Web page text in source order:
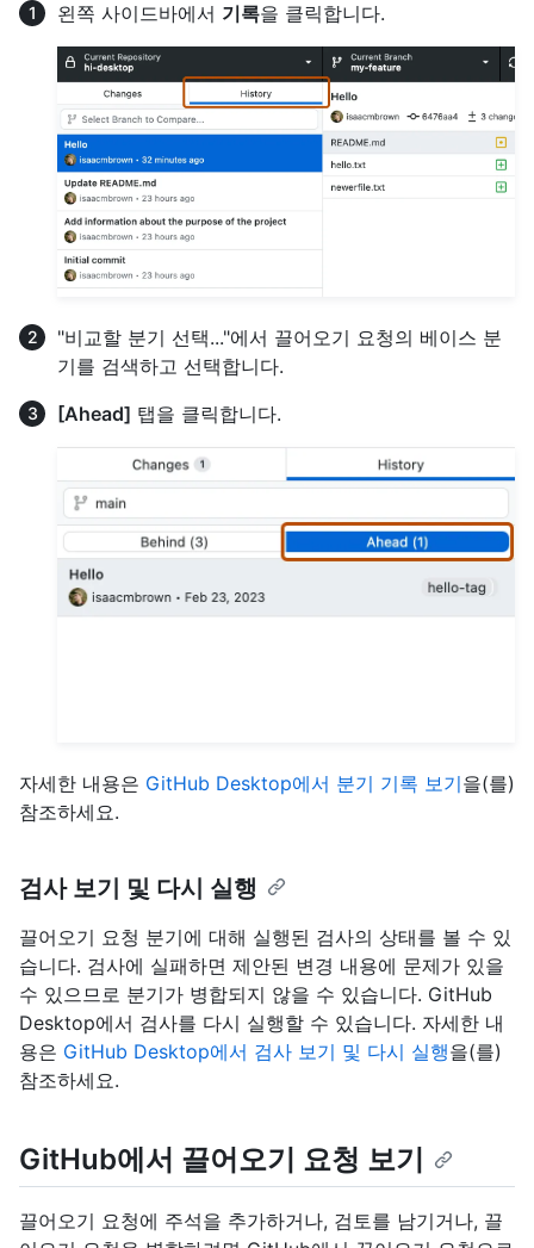
왼쪽 사이드바에서 기록을 클릭합니다.
"비교할 분기 선택..."에서 끌어오기 요청의 베이스 분
기를 검색하고 선택합니다.
[Ahead] 탭을 클릭합니다.
자세한 내용은 GitHub Desktop에서 분기 기록 보기을(를)
참조하세요.
검사 보기 및 다시 실행
끌어오기 요청 분기에 대해 실행된 검사의 상태를 볼 수 있
습니다. 검사에 실패하면 제안된 변경 내용에 문제가 있을
수 있으므로 분기가 병합되지 않을 수 있습니다. GitHub
Desktop에서 검사를 다시 실행할 수 있습니다. 자세한 내
용은 GitHub Desktop에서 검사 보기 및 다시 실행을(를)
참조하세요.
GitHub에서 끌어오기 요청 보기
끌어오기 요청에 주석을 추가하거나, 검토를 남기거나, 끌